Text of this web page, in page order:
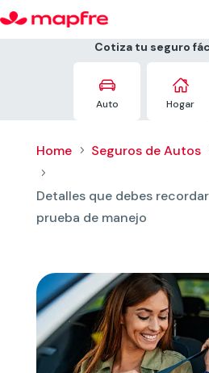
Cotiza tu seguro

Auto

Hogar
Home 5 Seguros de Autos
5
Detalles que debes
prueba de manejo